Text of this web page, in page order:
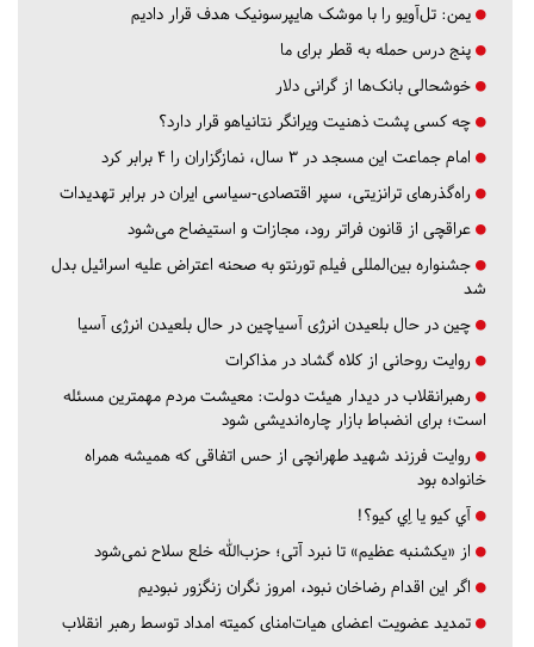
یمن: تل‌آویو را با موشک هایپرسونیک هدف قرار دادیم
پنج درس‌ حمله به قطر برای ما
خوشحالی بانک‌ها از گرانی دلار
چه کسی پشت ذهنیت ویرانگر نتانیاهو قرار دارد؟
امام جماعت این مسجد در ۳ سال، نمازگزاران را ۴ برابر کرد
راه‌گذرهای ترانزیتی، سپر اقتصادی-سیاسی ایران در برابر تهدیدات
عراقچی از قانون فراتر رود، مجازات و استیضاح می‌شود
جشنواره بین‌المللی فیلم تورنتو به صحنه اعتراض علیه اسرائیل بدل
شد
چین در حال بلعیدن انرژی آسیاچین در حال بلعیدن انرژی آسیا
روایت روحانی از کلاه گشاد در مذاکرات
رهبرانقلاب در دیدار هیئت دولت: معیشت مردم مهمترین مسئله
است؛ برای انضباط بازار چاره‌اندیشی شود
روایت فرزند شهید طهرانچی از حس اتفاقی که همیشه همراه
خانواده بود
آي كيو يا اِي كيو؟!
از «یکشنبه عظیم» تا نبرد آتی؛ حزب‌الله خلع سلاح نمی‌شود
اگر این اقدام رضاخان نبود، امروز نگران زنگزور نبودیم
تمدید عضویت اعضای هیات‌امنای کمیته امداد توسط رهبر انقلاب